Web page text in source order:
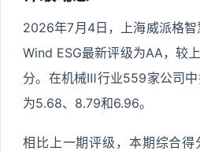
2026年7月4日，上海威派格智
Wind ESG最新评级为AA，较
分。在机械Ⅲ行业559家公司
为5.68、8.79和6.96。
相比上一期评级，本期综合